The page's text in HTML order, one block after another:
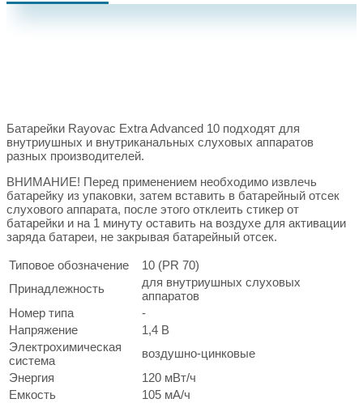
Батарейки Rayovac Extra Advanced 10 подходят для
внутриушных и внутриканальных слуховых аппаратов
разных производителей.
ВНИМАНИЕ! Перед применением необходимо извлечь
батарейку из упаковки, затем вставить в батарейный отсек
слухового аппарата, после этого отклеить стикер от
батарейки и на 1 минуту оставить на воздухе для активации
заряда батареи, не закрывая батарейный отсек.
Типовое обозначение
10 (PR 70)
Принадлежность
для внутриушных слуховых
аппаратов
Номер типа
-
Напряжение
1,4 В
Электрохимическая
система
воздушно-цинковые
Энергия
120 мВт/ч
Емкость
105 мА/ч